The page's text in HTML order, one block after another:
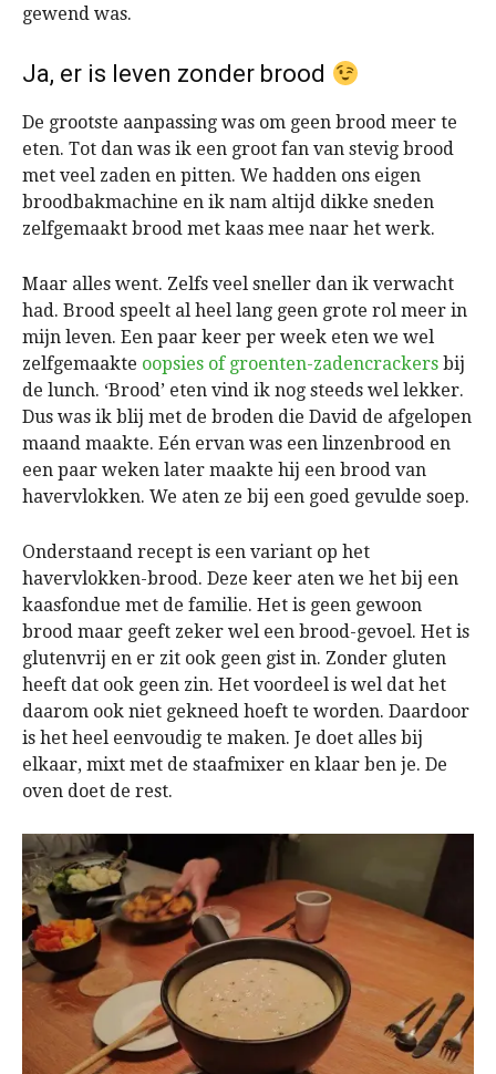
gewend was.
Ja, er is leven zonder brood
De grootste aanpassing was om geen brood meer te
eten. Tot dan was ik een groot fan van stevig brood
met veel zaden en pitten. We hadden ons eigen
broodbakmachine en ik nam altijd dikke sneden
zelfgemaakt brood met kaas mee naar het werk.
Maar alles went. Zelfs veel sneller dan ik verwacht
had. Brood speelt al heel lang geen grote rol meer in
mijn leven. Een paar keer per week eten we wel
zelfgemaakte oopsies of groenten-zadencrackers bij
de lunch. ‘Brood’ eten vind ik nog steeds wel lekker.
Dus was ik blij met de broden die David de afgelopen
maand maakte. Eén ervan was een linzenbrood en
een paar weken later maakte hij een brood van
havervlokken. We aten ze bij een goed gevulde soep.
Onderstaand recept is een variant op het
havervlokken-brood. Deze keer aten we het bij een
kaasfondue met de familie. Het is geen gewoon
brood maar geeft zeker wel een brood-gevoel. Het is
glutenvrij en er zit ook geen gist in. Zonder gluten
heeft dat ook geen zin. Het voordeel is wel dat het
daarom ook niet gekneed hoeft te worden. Daardoor
is het heel eenvoudig te maken. Je doet alles bij
elkaar, mixt met de staafmixer en klaar ben je. De
oven doet de rest.